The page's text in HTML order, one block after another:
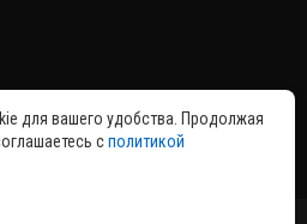
для вашего удобства. Продолжая
сполитикой